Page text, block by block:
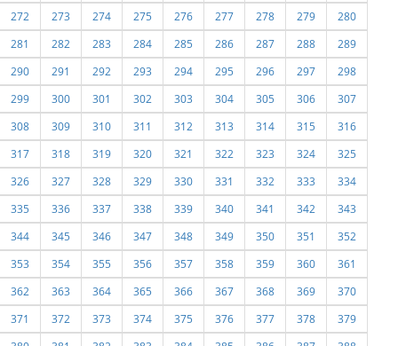
272
273 274 275 276 277 278 279
280
281
282 283 284 285 286 287 288
289
290
291 292 293 294 295 296 297
298
299
300 301 302 303 304 305 306
307
308
309 310 311 312 313 314 315
316
317
318 319 320 321 322 323 324
325
326
327 328 329 330 331 332 333
334
335
336 337 338 339 340 341 342
343
344
345 346 347 348 349 350 351
352
353
354 355 356 357 358 359 360
361
362
363 364 365 366 367 368 369
370
371
372 373 374 375 376 377 378
379